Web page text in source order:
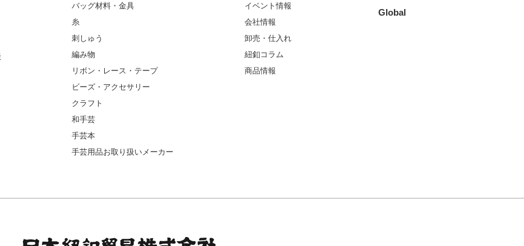
バッグ材料・金具
糸
刺しゅう
編み物
リボン・レース・テープ
ビーズ・アクセサリー
クラフト
和手芸
手芸本
手芸用品お取り扱いメーカー
イベント情報
会社情報
卸売・仕入れ
紐釦コラム
商品情報
Global